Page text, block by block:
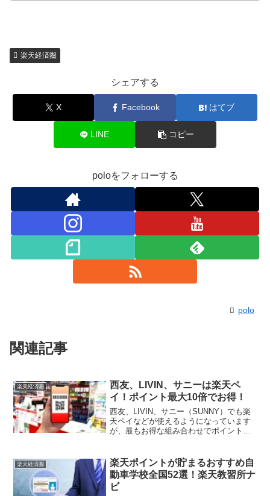
楽天経済圏
シェアする
X Facebook はてブ
LINE コピー
poloをフォローする
polo
関連記事
楽天経済圏
西友、LIVIN、サニーは楽天ペ
イ！ポイント最大10倍でお得！
西友、LIVIN、サニー（SUNNY）でも楽
天ペイなどが使えるようになっています
が、最もお得な組み合わせでポイント最
明しています。ご興味ある方はご覧くだ
さい。
楽天経済圏
楽天ポイントが貯まるおすすめ自
動車学校全国52選！楽天教習所ナ
ビ